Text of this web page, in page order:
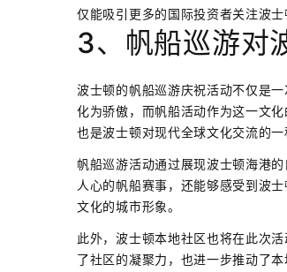
仅能吸引更多的国际投资者关注波
3、帆船巡游对
波士顿的帆船巡游庆祝活动不仅是
化为骄傲，而帆船活动作为这一文
也是波士顿对现代全球文化交流的一
帆船巡游活动通过展现波士顿海港
人心的帆船赛事，还能够感受到波
文化的城市形象。
此外，波士顿本地社区也将在此次
了社区的凝聚力，也进一步推动了